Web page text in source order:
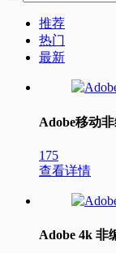
推荐
热门
最新
Adobe移动
175
查看详情
Adobe 4k 非